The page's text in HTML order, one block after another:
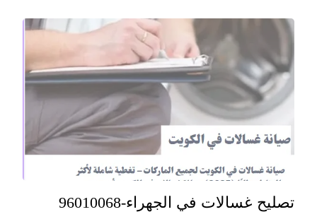
تصليح غسالات في الجهراء-96010068